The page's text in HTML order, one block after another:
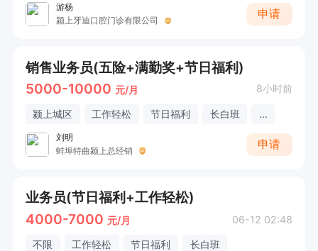
游杨
颍上牙迪口腔门诊有限公司
申请
销售业务员(五险+满勤奖+节日福利)
5000-10000 元/月 8小时前
颍上城区 工作轻松 节日福利 长白班 ...
刘明
蚌埠特曲颍上总经销
申请
业务员(节日福利+工作轻松)
4000-7000 元/月 06-12 02:48
不限 工作轻松 节日福利 长白班